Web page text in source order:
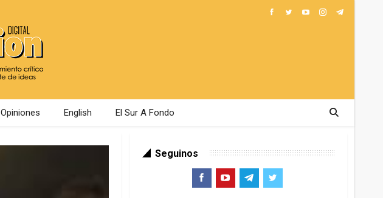
Opiniones English El Sur A Fondo
Seguinos